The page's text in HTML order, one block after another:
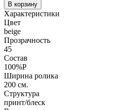
В корзину
Характеристики
Цвет
beige
Прозрачность
45
Состав
100%P
Ширина ролика
200 см.
Структура
принт/блеск